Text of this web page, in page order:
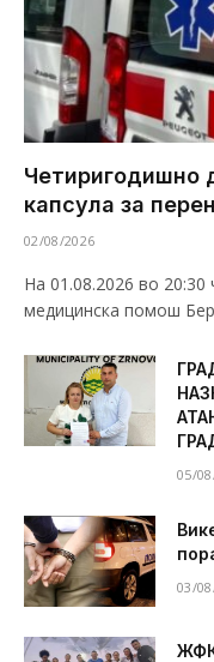
Четиригодишно
капсула за
02/08/2026
На 01.08.2026 во
медицинска помош
05/
03/
ЖФК